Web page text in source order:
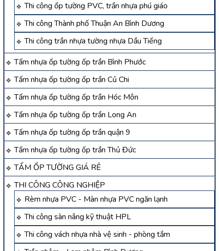
Thi công ốp tường PVC, trần nhựa phú giáo
Thi công Thành phố Thuận An Bình Dương
Thi công trần nhựa tường nhựa Dầu Tiếng
Tấm nhựa ốp tường ốp trần Bình Phước
Tấm nhựa ốp tường ốp trần Củ Chi
Tấm nhựa ốp tường ốp trần Hóc Môn
Tấm nhựa ốp tường ốp trần Long An
Tấm nhựa ốp tường ốp trần quận 9
Tấm nhựa ốp tường ốp trần Thủ Đức
TẤM ỐP TƯỜNG GIÁ RẺ
THI CÔNG CÔNG NGHIỆP
Rèm nhựa PVC - Màn nhựa PVC ngăn lạnh
Thi công sàn nâng kỹ thuật HPL
Thi công vách nhựa nhà vệ sinh - phòng tắm